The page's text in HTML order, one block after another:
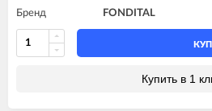
Бренд FONDITAL
Купить в 1